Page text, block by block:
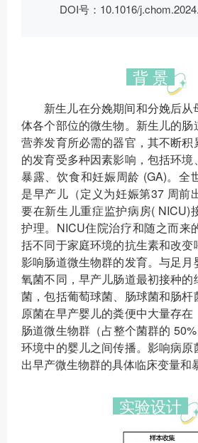
DOI号：10.1016/
背 景
新生儿在分娩期间和分娩后
体各个部位的微生物。新生儿的
营养发育所必需的器官，其不断
的发育受多种因素影响，包括环
暴露、饮食和妊娠周龄 (GA)。全
是早产儿（定义为妊娠第37 周前
要在新生儿重症监护病房( NICU)
护理。NICU住院治疗和随之而来
括不同于家庭环境的抗生素和改
影响肠道微生物群的发育。与足
氧菌不同，早产儿肠道最初接种
菌，包括葡萄球菌、肠球菌和肠
原菌在早产婴儿的粪便中大量存
肠道微生物群（占整个菌群的
环境中的婴儿之间传播。影响病
出早产微生物群的具体临床变量和
实验设计